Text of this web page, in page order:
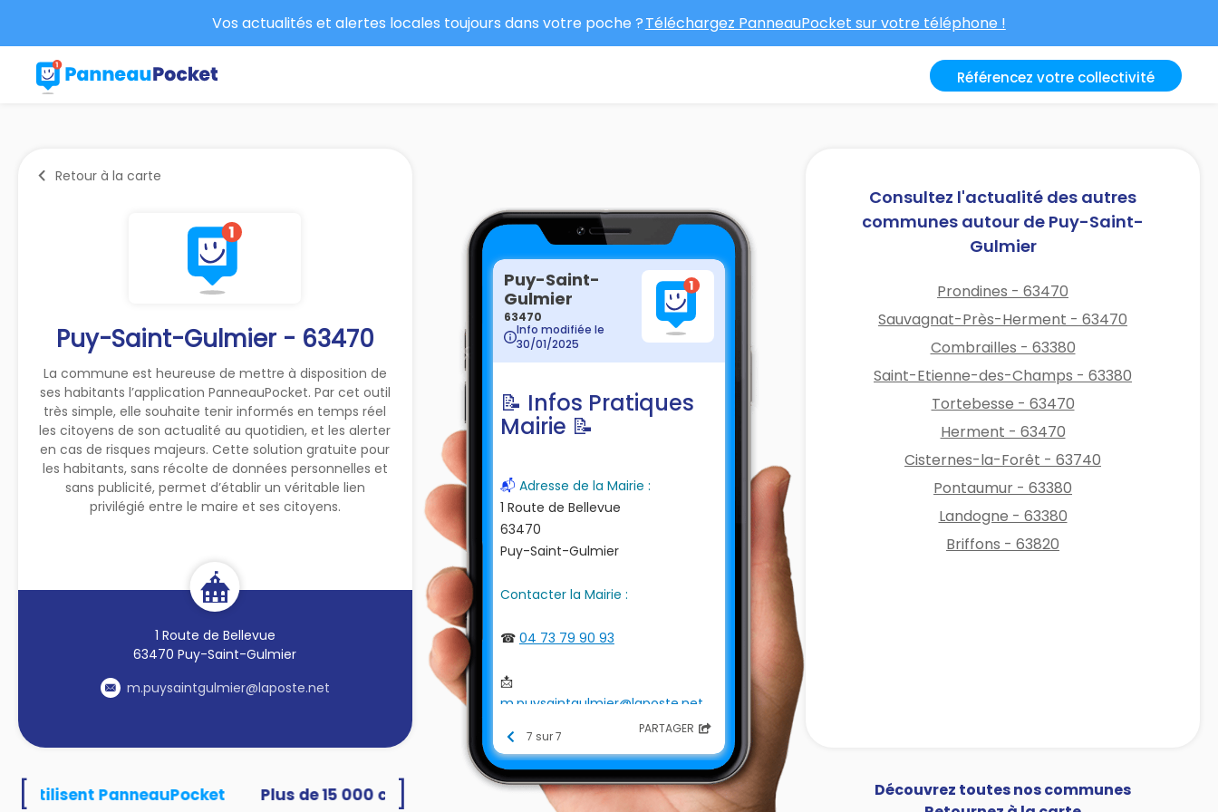
Vos actualités et alertes locales toujours dans votre poche ?Téléchargez PanneauPocket sur votre téléphone !
Référencez votre collectivité
Retour à la carte
Puy-Saint-Gulmier - 63470
La commune est heureuse de mettre à disposition de
ses habitants l’application PanneauPocket. Par cet outil
très simple, elle souhaite tenir informés en temps réel
les citoyens de son actualité au quotidien, et les alerter
en cas de risques majeurs. Cette solution gratuite pour
les habitants, sans récolte de données personnelles et
sans publicité, permet d’établir un véritable lien
privilégié entre le maire et ses citoyens.
1 Route de Bellevue
63470 Puy-Saint-Gulmier
m.puysaintgulmier@laposte.net
Puy-Saint-
Gulmier
63470
Info modifiée le
30/01/2025
📝 Infos Pratiques
Mairie 📝
📬 Adresse de la Mairie :
1 Route de Bellevue
63470
Puy-Saint-Gulmier
Contacter la Mairie :
☎ 04 73 79 90 93
📩
m.puysaintgulmier@laposte.net
Horaires :
mardi 13h30-17h00
7 sur 7 PARTAGER
Consultez l'actualité des autres
communes autour de Puy-Saint-
Gulmier
Prondines - 63470
Sauvagnat-Près-Herment - 63470
Combrailles - 63380
Saint-Etienne-des-Champs - 63380
Tortebesse - 63470
Herment - 63470
Cisternes-la-Forêt - 63740
Pontaumur - 63380
Landogne - 63380
Briffons - 63820
utilisent PanneauPocket
Découvrez toutes nos communes